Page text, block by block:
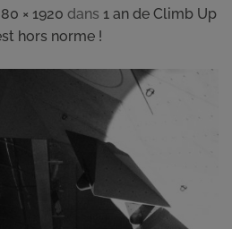
× 1920 dans 1 an de Climb Up
hors norme !